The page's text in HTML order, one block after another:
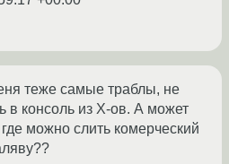
теже самые траблы, не
в консоль из Х-ов. А может
где можно слить комерческий